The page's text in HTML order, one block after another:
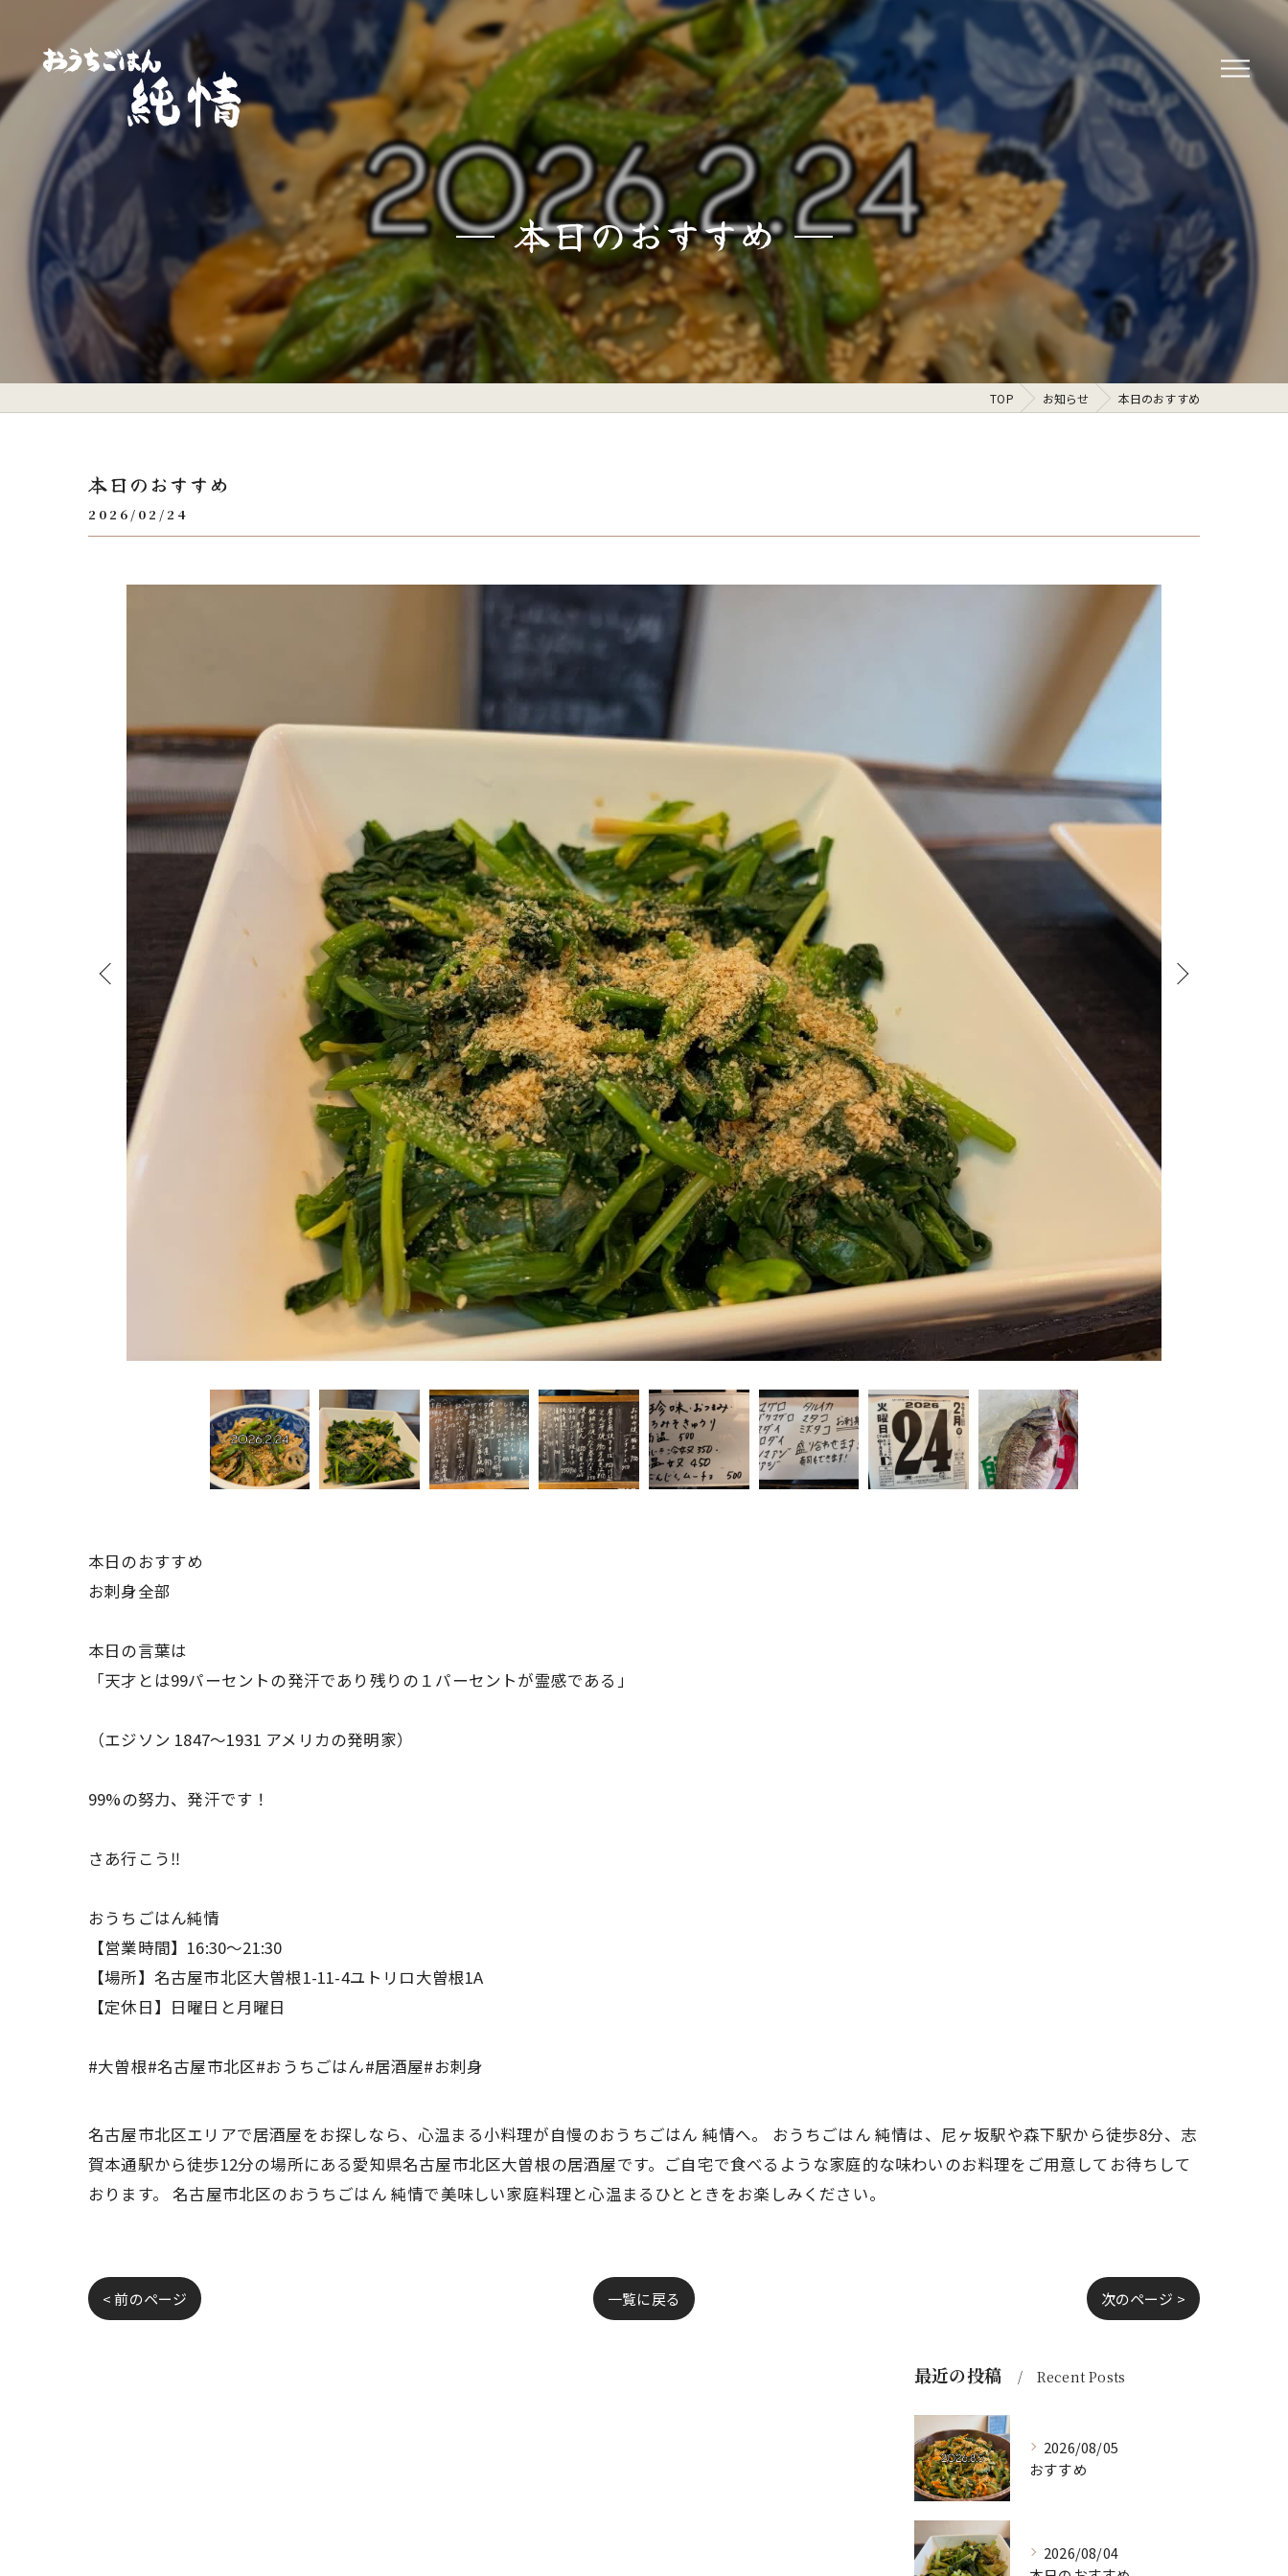
本日のおすすめ
TOP お知らせ 本日のおすすめ
本日のおすすめ
2026/02/24
本日のおすすめ
お刺身全部
本日の言葉は
「天才とは99パーセントの発汗であり残りの１パーセントが霊感である」
（エジソン 1847〜1931 アメリカの発明家）
99%の努力、発汗です！
さあ行こう‼️
おうちごはん純情
【営業時間】16:30〜21:30
【場所】名古屋市北区大曽根1-11-4ユトリロ大曽根1A
【定休日】日曜日と月曜日
#大曽根#名古屋市北区#おうちごはん#居酒屋#お刺身
名古屋市北区エリアで居酒屋をお探しなら、心温まる小料理が自慢のおうちごはん 純情へ。 おうちごはん 純情は、尼ヶ坂駅や森下駅から徒歩8分、志
賀本通駅から徒歩12分の場所にある愛知県名古屋市北区大曽根の居酒屋です。ご自宅で食べるような家庭的な味わいのお料理をご用意してお待ちして
おります。 名古屋市北区のおうちごはん 純情で美味しい家庭料理と心温まるひとときをお楽しみください。
< 前のページ 一覧に戻る 次のページ >
最近の投稿 Recent Posts
2026/08/05
おすすめ
2026/08/04